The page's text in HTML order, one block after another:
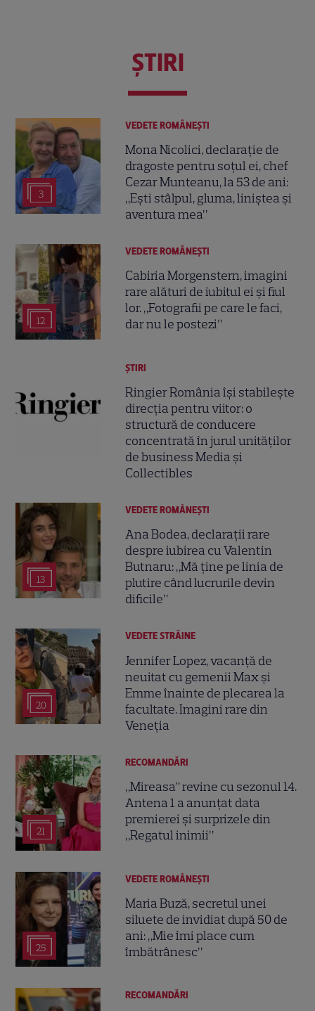
ŞTIRI
3
VEDETE ROMÂNEŞTI
Mona Nicolici, declarație de
dragoste pentru soțul ei, chef
Cezar Munteanu, la 53 de ani:
„Ești stâlpul, gluma, liniștea și
aventura mea”
12
VEDETE ROMÂNEŞTI
Cabiria Morgenstern, imagini
rare alături de iubitul ei și fiul
lor. „Fotografii pe care le faci,
dar nu le postezi”
ȘTIRI
Ringier România își stabilește
direcția pentru viitor: o
structură de conducere
concentrată în jurul unităților
de business Media și
Collectibles
13
VEDETE ROMÂNEŞTI
Ana Bodea, declarații rare
despre iubirea cu Valentin
Butnaru: „Mă ține pe linia de
plutire când lucrurile devin
dificile”
20
VEDETE STRĂINE
Jennifer Lopez, vacanță de
neuitat cu gemenii Max și
Emme înainte de plecarea la
facultate. Imagini rare din
Veneția
21
RECOMANDĂRI
„Mireasa” revine cu sezonul 14.
Antena 1 a anunțat data
premierei și surprizele din
„Regatul inimii”
25
VEDETE ROMÂNEŞTI
Maria Buză, secretul unei
siluete de invidiat după 50 de
ani: „Mie îmi place cum
îmbătrânesc”
RECOMANDĂRI